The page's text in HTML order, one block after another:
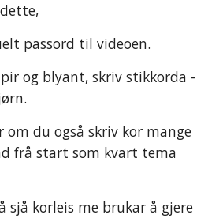
passord til videoen.
og blyant, skriv stikkorda -
om du også skriv kor mange
frå start som kvart tema
sjå korleis me brukar å gjere